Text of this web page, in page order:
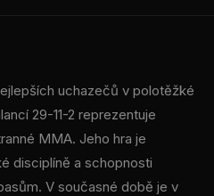
uchazečů v polotěžké
29-11-2 reprezentuje
MMA. Jeho hra je
disciplíně a schopnosti
V současné době je v